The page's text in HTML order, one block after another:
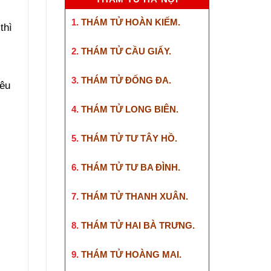
1. THÁM TỬ HOÀN KIẾM.
2. THÁM TỬ CẦU GIẤY.
3. THÁM TỬ ĐỐNG ĐA.
4. THÁM TỬ LONG BIÊN.
5. THÁM TỬ TƯ TÂY HỒ.
6. THÁM TỬ TƯ BA ĐÌNH.
7. THÁM TỬ THANH XUÂN.
8. THÁM TỬ HAI BÀ TRƯNG.
9. THÁM TỬ HOÀNG MAI.